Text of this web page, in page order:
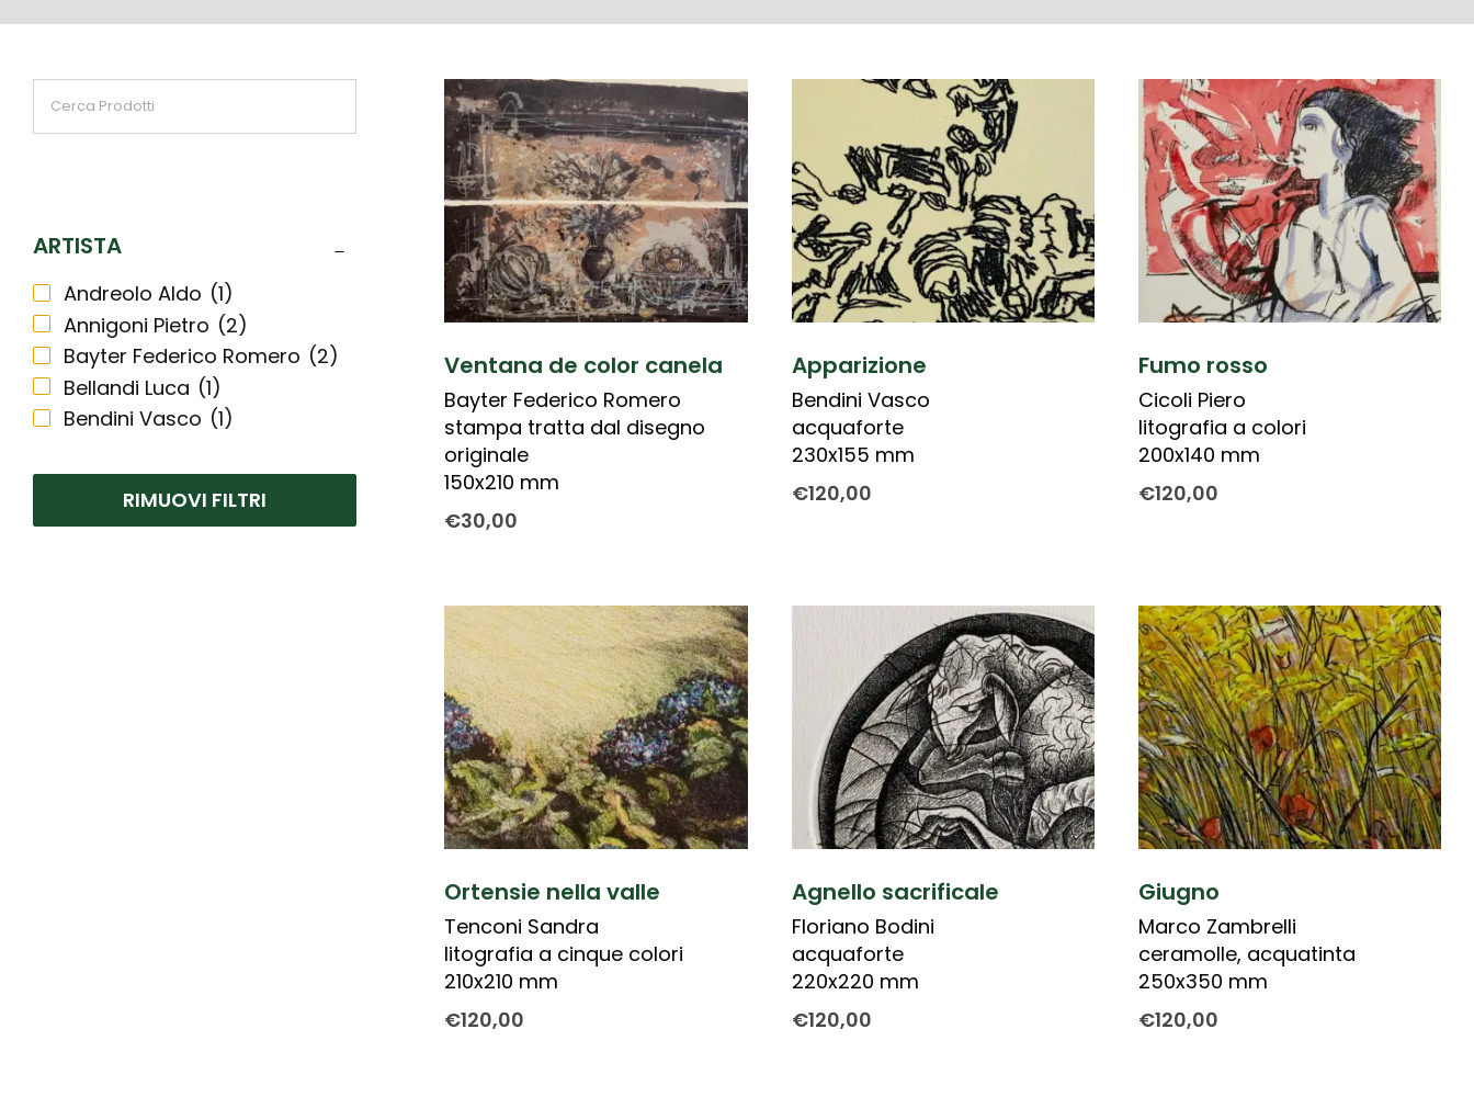
Ventana de color canela
Bayter Federico Romero
stampa tratta dal disegno
originale
150x210 mm
€30,00
Apparizione
Bendini Vasco
acquaforte
230x155 mm
€120,00
Fumo rosso
Cicoli Piero
litografia a colori
200x140 mm
€120,00
Ortensie nella valle
Tenconi Sandra
litografia a cinque colori
210x210 mm
€120,00
Agnello sacrificale
Floriano Bodini
acquaforte
220x220 mm
€120,00
Giugno
Marco Zambrelli
ceramolle, acquatinta
250x350 mm
€120,00
ARTISTA
Andreolo Aldo (1)
Annigoni Pietro (2)
Bayter Federico Romero (2)
Bellandi Luca (1)
Bendini Vasco (1)
Bodini Floriano (1)
Cicoli Piero (1)
RIMUOVI FILTRI